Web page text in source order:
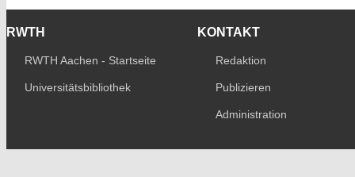
RWTH
RWTH Aachen - Startseite
Universitätsbibliothek
KONTAKT
Redaktion
Publizieren
Administration